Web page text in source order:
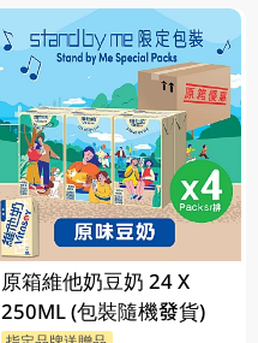
原箱維他奶豆奶 24 X
250ML (包裝隨機發貨)